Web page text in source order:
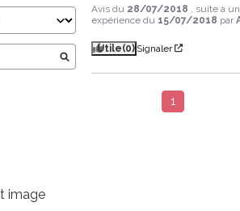
Avis du 28/07/2018
, suite à
expérience du 15/07/2018 par
Utile(0) Signaler
1